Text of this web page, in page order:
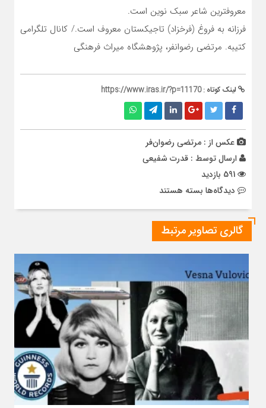
معروفترین شاعر سبک نوین است.
فرزانه به فروغ (فرخزاد) تاجیکستان معروف است./ کانال تلگرامی
کتیبه. مرتضی رضوانفر، پژوهشگاه میراث فرهنگی
لینک کوتاه :https://www.iras.ir/?p=11170
عکس از : مرتضی رضوان‌فر
ارسال توسط : قدرت شفیعی
دیدگاه‌ها برای
خجند
از
تبریز
بسته هستند
گالری تصاویر مرتبط